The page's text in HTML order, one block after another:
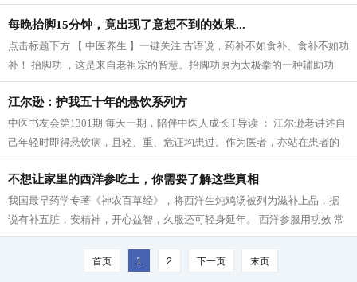
列举数例，用药时不要小瞧它们之间的...
每晚抬脚15分钟，竟出现了意想不到的效果...
点击标题下方 【 中医养生 】一键关注 古语说，药补不如食补、食补不如功
补！ 抬脚功 ，这是来自老祖宗的智慧。抬脚功原为太极拳的一种辅助功
法，虽是辅助功法，但养生效果极佳...
江尔逊：护我五十年的悬饮系列方
中医书友会第1301期 每天一期，陪伴中医人成长 I 导读 ： 江尔逊老讲述自
己年轻时即得悬饮病，且轻、重、危证均患过。作为医者，亦站在患者的
角度体会病痛的反复，并亲身验证了方...
不想让家里的西洋参吃土，你需要了解这些真相
我国最早药学专著《神农百草经》，将西洋生炖鸡汤被列为滋补上品，据
说有补五脏，安精神，开心益智，久服还可轻身延年。 西洋参服用功效 常
服西洋参可以抗心律失常、抗心肌缺...
首页 1 2 下一页 末页